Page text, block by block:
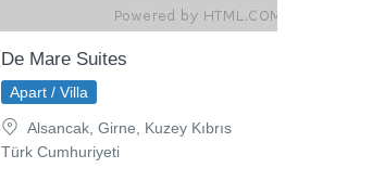
De Mare Suites
Apart / Villa
Alsancak, Girne, Kuzey Kıbrıs
Türk Cumhuriyeti